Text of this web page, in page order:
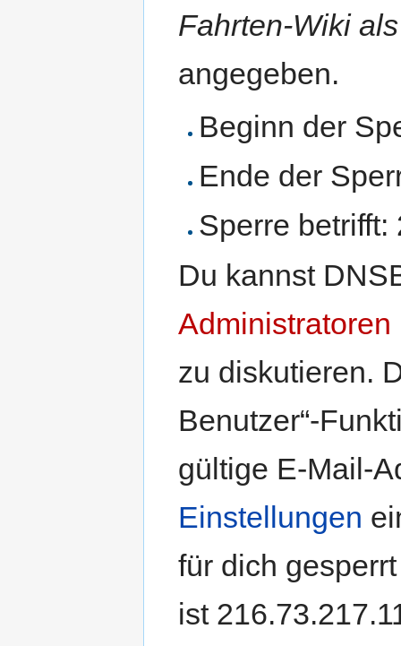
Fahrten-Wiki
angegeben.
Beginn der
Ende der
Sperre betrifft:
Du kannst
Administratoren
zu diskutieren.
Benutzer“-
gültige E-Mail-
Einstellungen
für dich
ist